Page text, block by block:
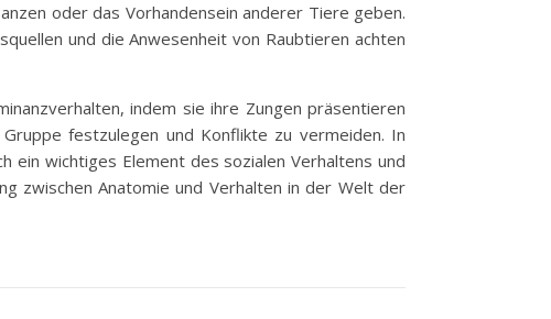
oder das Vorhandensein anderer Tiere geben.
und die Anwesenheit von Raubtieren achten
indem sie ihre Zungen präsentieren
festzulegen und Konflikte zu vermeiden. In
ein wichtiges Element des sozialen Verhaltens und
zwischen Anatomie und Verhalten in der Welt der